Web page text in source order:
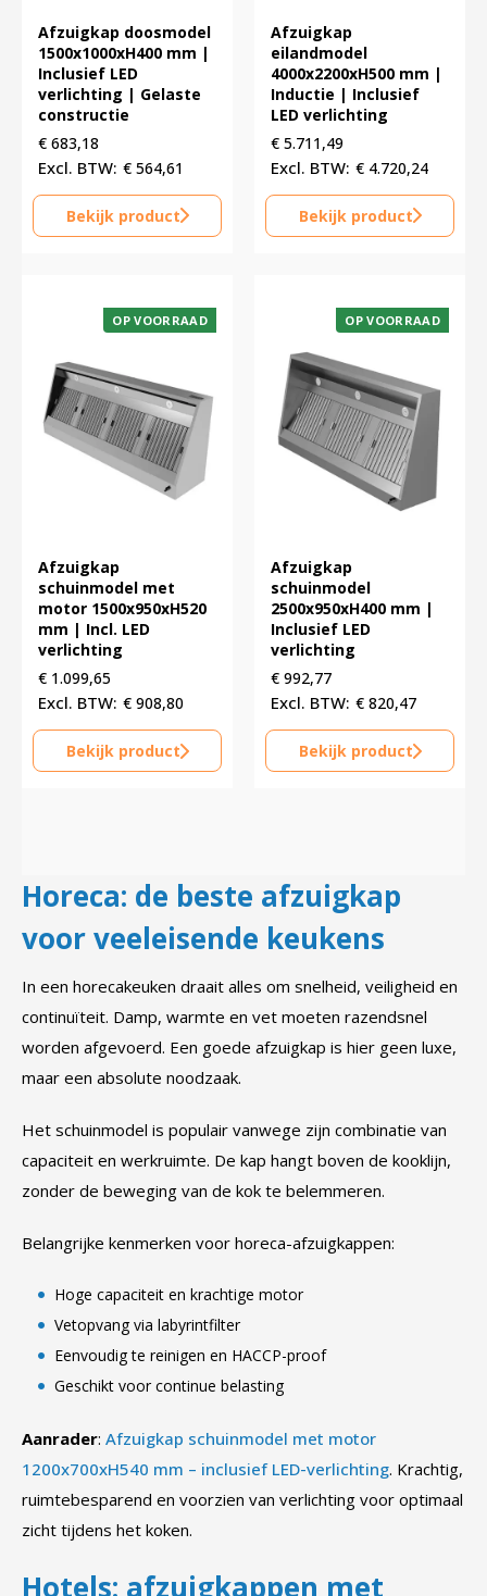
Afzuigkap doosmodel
1500x1000xH400 mm |
Inclusief LED
verlichting | Gelaste
constructie
€ 683,18
€ 564,61
Bekijk product
Afzuigkap
eilandmodel
4000x2200xH500 mm |
Inductie | Inclusief
LED verlichting
€ 5.711,49
€ 4.720,24
Bekijk product
OP VOORRAAD
Afzuigkap
schuinmodel met
motor 1500x950xH520
mm | Incl. LED
verlichting
€ 1.099,65
€ 908,80
Bekijk product
OP VOORRAAD
Afzuigkap
schuinmodel
2500x950xH400 mm |
Inclusief LED
verlichting
€ 992,77
€ 820,47
Bekijk product
Horeca: de beste afzuigkap
voor veeleisende keukens
In een horecakeuken draait alles om snelheid, veiligheid en
continuïteit. Damp, warmte en vet moeten razendsnel
worden afgevoerd. Een goede afzuigkap is hier geen luxe,
maar een absolute noodzaak.
Het schuinmodel is populair vanwege zijn combinatie van
capaciteit en werkruimte. De kap hangt boven de kooklijn,
zonder de beweging van de kok te belemmeren.
Belangrijke kenmerken voor horeca-afzuigkappen:
Hoge capaciteit en krachtige motor
Vetopvang via labyrintfilter
Eenvoudig te reinigen en HACCP-proof
Geschikt voor continue belasting
Aanrader: Afzuigkap schuinmodel met motor
1200x700xH540 mm – inclusief LED-verlichting. Krachtig,
ruimtebesparend en voorzien van verlichting voor optimaal
zicht tijdens het koken.
Hotels: afzuigkappen met